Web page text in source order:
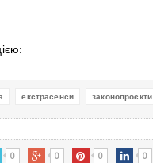
екстрасенси законопроєкти
0 0 0 0